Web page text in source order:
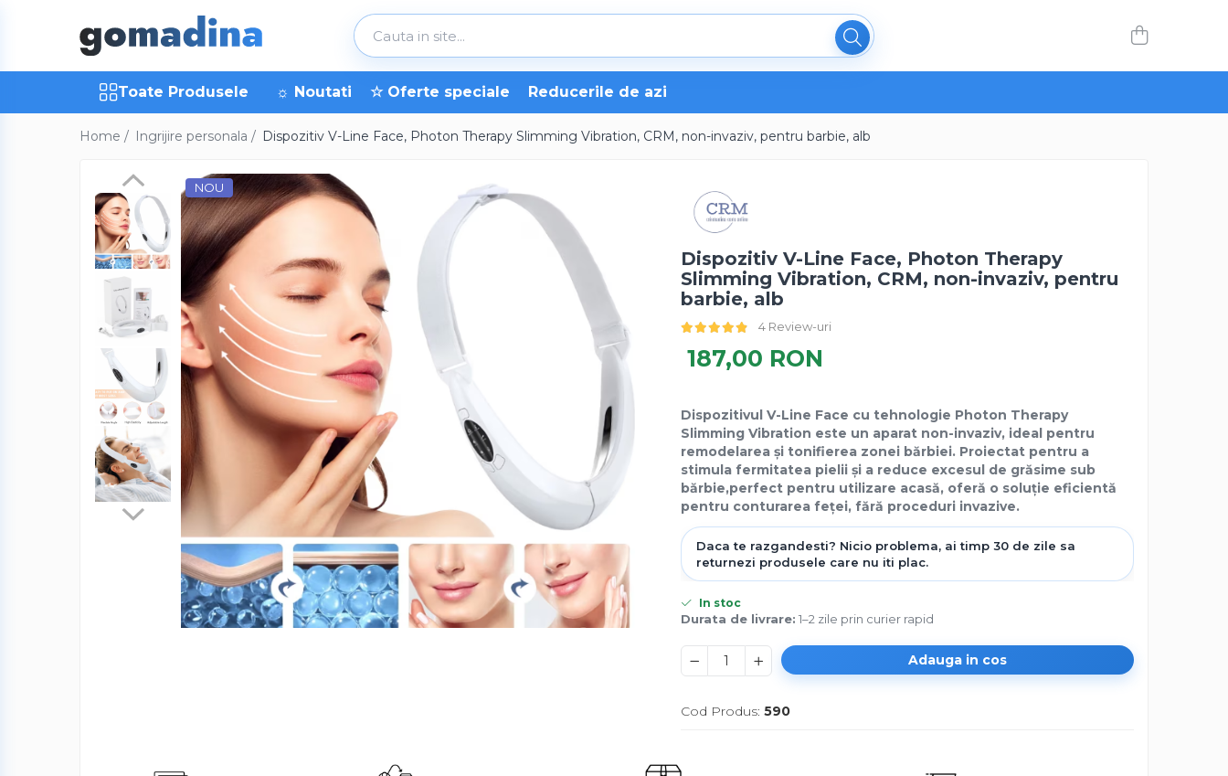
Toate Produsele
Gadgeturi smart
Ingrijire personala
Aparate & Accesorii ingrijire
Articole Sanatate & Wellness
Cosmetice & Produse ingrijire
Parfumuri cu feromoni
Produse albire si curatare dinti
Accesorii pentru cap si par
Accesorii vestimentare
Coliere, lantisoare si chokere
Toate Produsele ☼ Noutati ☆ Oferte speciale Reducerile de azi
Home / Ingrijire personala / Dispozitiv V-Line Face, Photon Therapy Slimming Vibration, CRM, non-invaziv, pentru barbie, alb
Dispozitiv V-Line Face, Photon Therapy
Slimming Vibration, CRM, non-invaziv, pentru
barbie, alb
4 Review-uri
NOU
187,00 RON
Dispozitivul V-Line Face cu tehnologie Photon Therapy
Slimming Vibration este un aparat non-invaziv, ideal pentru
remodelarea și tonifierea zonei bărbiei. Proiectat pentru a
stimula fermitatea pielii și a reduce excesul de grăsime sub
bărbie,perfect pentru utilizare acasă, oferă o soluție eficientă
pentru conturarea feței, fără proceduri invazive.
In stoc
Durata de livrare: 1–2 zile prin curier rapid
Adauga in cos
Cod Produs: 590